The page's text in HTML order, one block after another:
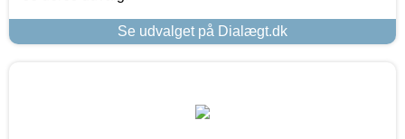
Se udvalget på Dialægt.dk